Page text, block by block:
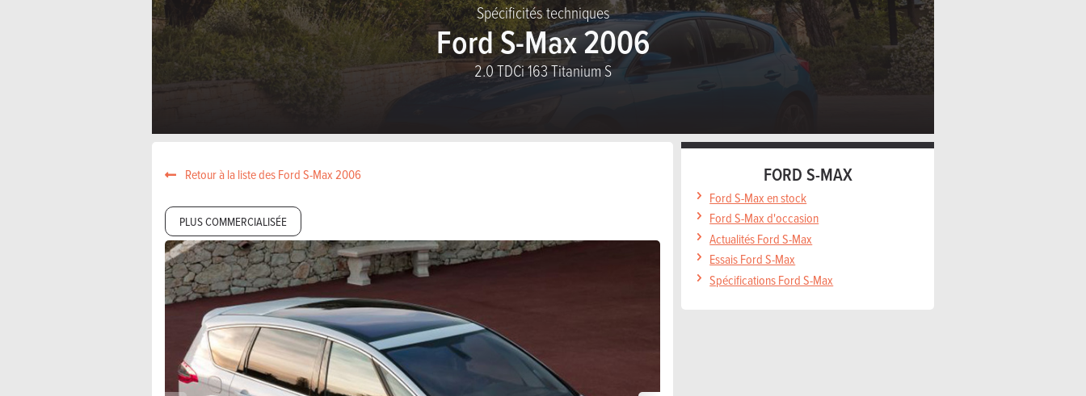
Spécificités techniques
Ford S-Max 2006
2.0 TDCi 163 Titanium S
Retour à la liste des Ford S-Max 2006
PLUS COMMERCIALISÉE
FORD S-MAX
Ford S-Max en stock
Ford S-Max d'occasion
Actualités Ford S-Max
Essais Ford S-Max
Spécifications Ford S-Max